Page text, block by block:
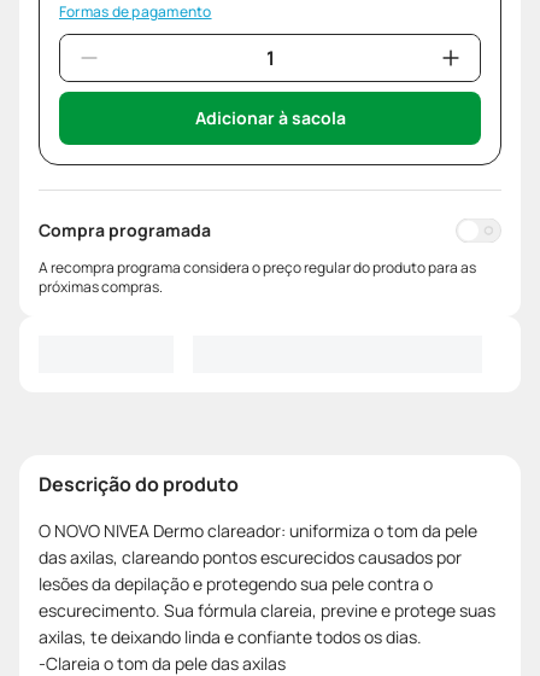
Formas de pagamento
Adicionar à sacola
Compra programada
A recompra programa considera o preço regular do produto para as
próximas compras.
Descrição do produto
O NOVO NIVEA Dermo clareador: uniformiza o tom da pele
das axilas, clareando pontos escurecidos causados por
lesões da depilação e protegendo sua pele contra o
escurecimento. Sua fórmula clareia, previne e protege suas
axilas, te deixando linda e confiante todos os dias.
-Clareia o tom da pele das axilas